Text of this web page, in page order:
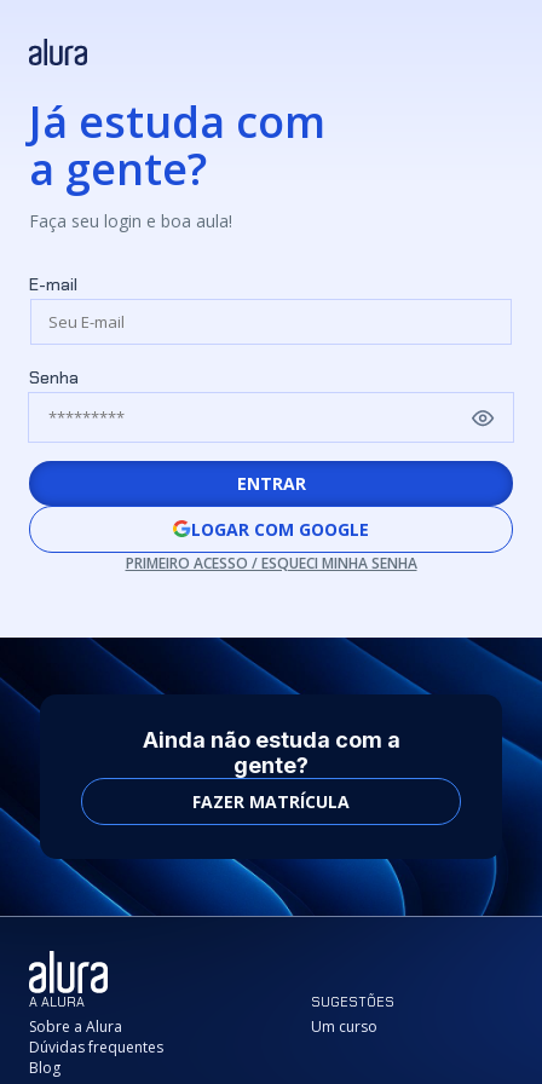
Já estuda com
a gente?
Faça seu login e boa aula!
E-mail
Senha
ENTRAR
LOGAR COM GOOGLE
PRIMEIRO ACESSO / ESQUECI MINHA SENHA
Ainda não estuda com a
gente?
FAZER MATRÍCULA
A ALURA
Sobre a Alura
Dúvidas frequentes
Blog
SUGESTÕES
Um curso